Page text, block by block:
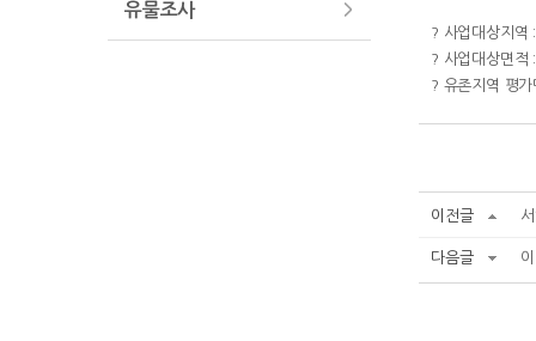
유물조사
? 사업대상지역
? 사업대상면
? 유존지역 평
이전글
다음글